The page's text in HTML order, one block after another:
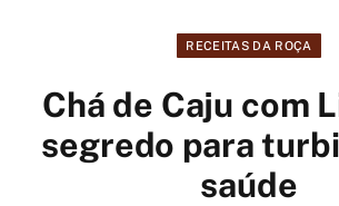
RECEITAS DA ROÇA
Chá de Caju com
segredo para
saúde